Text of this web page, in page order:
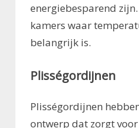
energiebesparend
kamers waar
belangrijk is.
Plisségordijnen
Plisségordijnen
ontwerp dat zorgt